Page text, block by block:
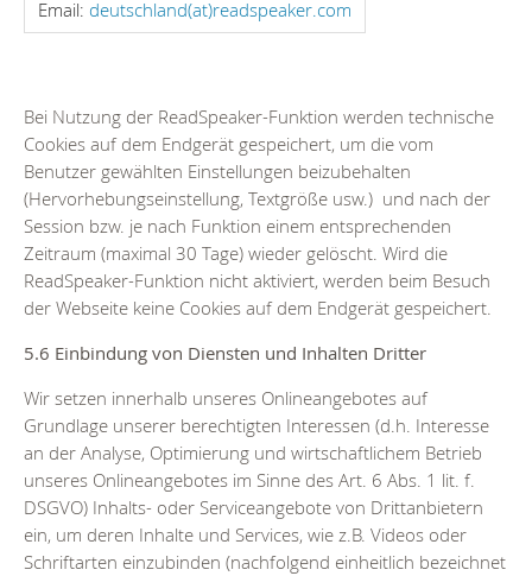
Email: deutschland(at)readspeaker.com
Bei Nutzung der ReadSpeaker-Funktion werden technische
Cookies auf dem Endgerät gespeichert, um die vom
Benutzer gewählten Einstellungen beizubehalten
(Hervorhebungseinstellung, Textgröße usw.) und nach der
Session bzw. je nach Funktion einem entsprechenden
Zeitraum (maximal 30 Tage) wieder gelöscht. Wird die
ReadSpeaker-Funktion nicht aktiviert, werden beim Besuch
der Webseite keine Cookies auf dem Endgerät gespeichert.
5.6 Einbindung von Diensten und Inhalten Dritter
Wir setzen innerhalb unseres Onlineangebotes auf
Grundlage unserer berechtigten Interessen (d.h. Interesse
an der Analyse, Optimierung und wirtschaftlichem Betrieb
unseres Onlineangebotes im Sinne des Art. 6 Abs. 1 lit. f.
DSGVO) Inhalts- oder Serviceangebote von Drittanbietern
ein, um deren Inhalte und Services, wie z.B. Videos oder
Schriftarten einzubinden (nachfolgend einheitlich bezeichnet